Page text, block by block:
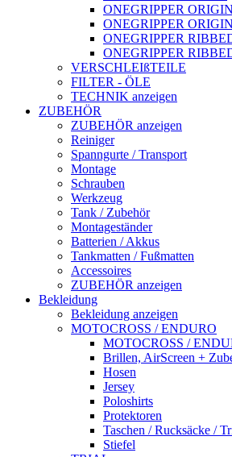
ONEGRIPPER
ONEGRIPPER
ONEGRIPPER
ONEGRIPPER
VERSCHLEIßTEILE
FILTER - ÖLE
TECHNIK anzeigen
ZUBEHÖR
ZUBEHÖR anzeigen
Reiniger
Spanngurte / Transport
Montage
Schrauben
Werkzeug
Tank / Zubehör
Montageständer
Batterien / Akkus
Tankmatten / Fußmatten
Accessoires
ZUBEHÖR anzeigen
Bekleidung
Bekleidung anzeigen
MOTOCROSS / ENDURO
MOTOCROSS /
Brillen, AirScreen +
Hosen
Jersey
Poloshirts
Protektoren
Taschen / Rucksäcke /
Stiefel